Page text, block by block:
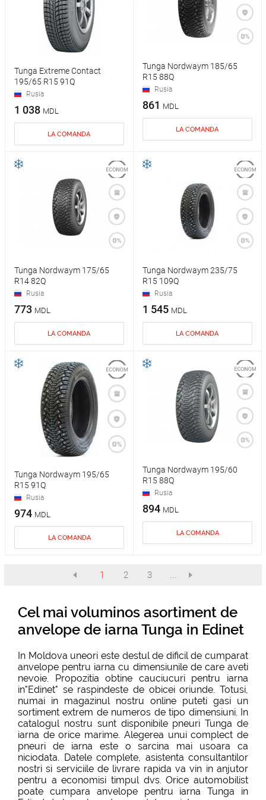
Tunga Extreme Contact
195/65 R15 91Q
Rusia
1 038 MDL
LA COMANDA
Tunga Nordwaym 185/65
R15 88Q
Rusia
861 MDL
LA COMANDA
Tunga Nordwaym 175/65
R14 82Q
Rusia
773 MDL
LA COMANDA
Tunga Nordwaym 235/75
R15 109Q
Rusia
1 545 MDL
LA COMANDA
Tunga Nordwaym 195/65
R15 91Q
Rusia
974 MDL
LA COMANDA
Tunga Nordwaym 195/60
R15 88Q
Rusia
894 MDL
LA COMANDA
1 2 3 ...
Cel mai voluminos asortiment de
anvelope de iarna Tunga in Edinet
In Moldova uneori este destul de dificil de cumparat
anvelope pentru iarna cu dimensiunile de care aveti
nevoie. Propozitia obtine cauciucuri pentru iarna
in"Edinet" se raspindeste de obicei oriunde. Totusi,
numai in magazinul nostru online puteti gasi un
sortiment extrem de numeros de tipo dimensiuni. In
catalogul nostru sunt disponibile pneuri Tunga de
iarna de orice marime. Alegerea unui complect de
pneuri de iarna este o sarcina mai usoara ca
niciodata. Datele complete, asistenta consultantilor
nostri si serviciile de livrare rapida va vin in anjutor
pentru a economisi timpul dvs. Orice automobilist
poate cumpara anvelope pentru iarna Tunga in